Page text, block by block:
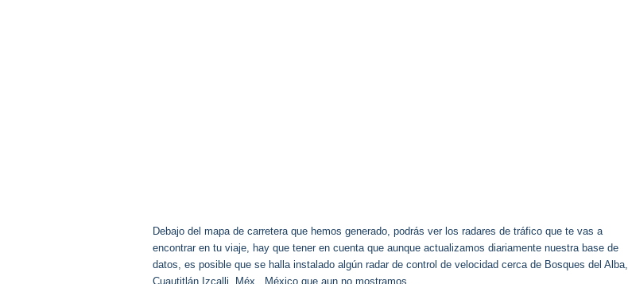
Debajo del mapa de carretera que hemos generado, podrás ver los radares de tráfico que te vas a
encontrar en tu viaje, hay que tener en cuenta que aunque actualizamos diariamente nuestra base de
datos, es posible que se halla instalado algún radar de control de velocidad cerca de Bosques del Alba,
Cuautitlán Izcalli, Méx., México que aun no mostramos.